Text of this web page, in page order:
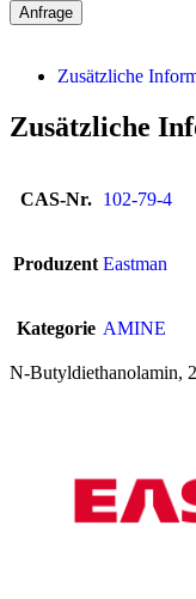
Anfrage
Zusätzliche
Zusätzliche
CAS-Nr. 102-79-4
Produzent Eastman
Kategorie AMINE
N-Butyldiethanolamin,